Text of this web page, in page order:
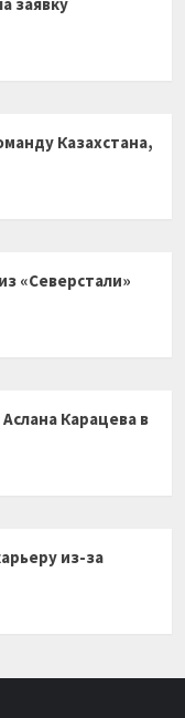
Казахстана,
«Северстали»
Карацева в
из-за